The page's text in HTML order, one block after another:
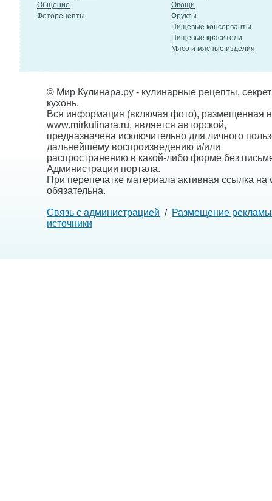
Общение
Фоторецепты
Овощи
Фрукты
Пищевые консерванты
Пищевые красители
Мясо и мясные изделия
© Мир Кулинара.ру - кулинарные рецепты,
кухонь.
Вся информация (включая фото), размещенная
www.mirkulinara.ru, является авторской,
предназначена исключительно для личного
дальнейшему воспроизведению и/или
распространению в какой-либо форме без
Администрации портала.
При перепечатке материала активная ссылка на
обязательна.
Связь с администрацией / Размещение рекламы
источники